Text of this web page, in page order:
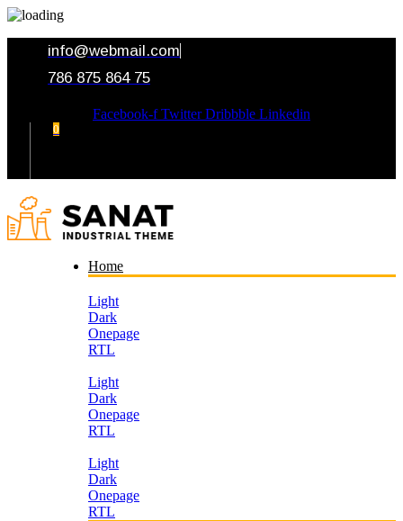
info@webmail.com
786 875 864 75
Facebook-f Twitter Dribbble Linkedin
0
Home
Light
Dark
Onepage
RTL
Light
Dark
Onepage
RTL
Light
Dark
Onepage
RTL